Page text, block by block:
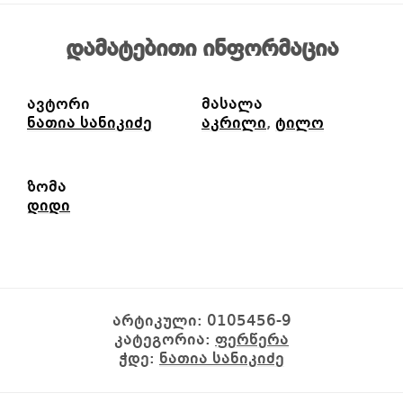
დამატებითი ინფორმაცია
ავტორი
ნათია სანიკიძე
მასალა
აკრილი, ტილო
ზომა
დიდი
არტიკული: 0105456-9
კატეგორია: ფერწერა
ჭდე: ნათია სანიკიძე